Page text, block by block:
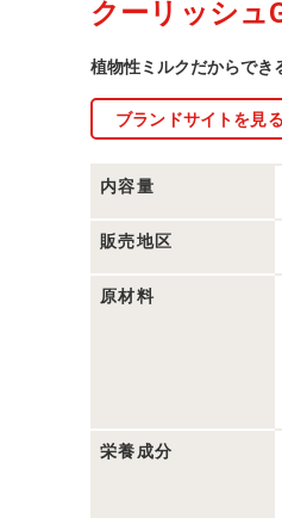
リ
ッ
ュ
品
覧
クーリッシ
植物性ミルクだからでき
ブランドサイトを見る
内容量
販売地区
原材料
栄養成分